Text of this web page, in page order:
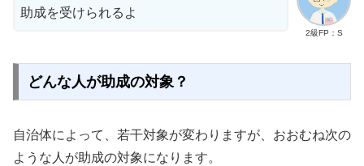
2級FP：S
助成を受けられるよ
どんな人が助成の対象？
自治体によって、若干対象が変わりますが、おおむね次の
ような人が助成の対象になります。